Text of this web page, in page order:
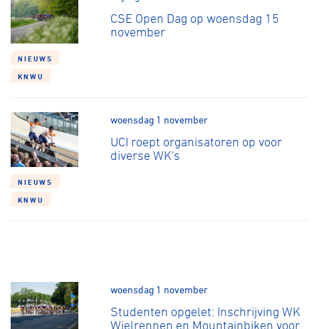
NIEUWS
KNWU
CSE Open Dag op woensdag 15
november
NIEUWS
KNWU
woensdag 1 november
UCI roept organisatoren op voor
diverse WK's
woensdag 1 november
Studenten opgelet: Inschrijving WK
Wielrennen en Mountainbiken voor